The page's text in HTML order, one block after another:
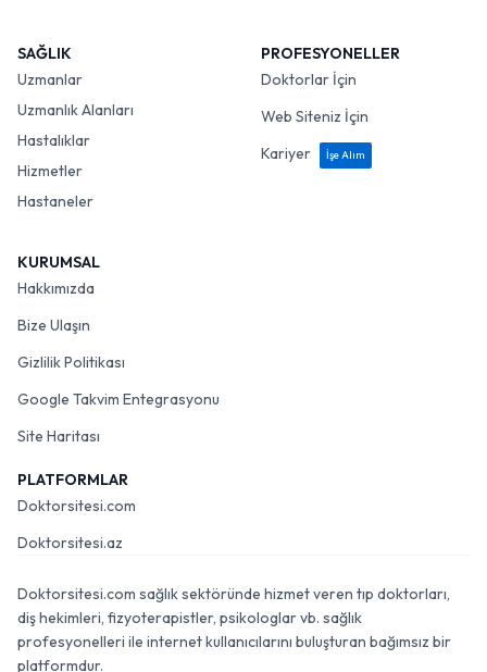
SAĞLIK
Uzmanlar
Uzmanlık Alanları
Hastalıklar
Hizmetler
Hastaneler
PROFESYONELLER
Doktorlar İçin
Web Siteniz İçin
Kariyer
İşe Alım
KURUMSAL
Hakkımızda
Bize Ulaşın
Gizlilik Politikası
Google Takvim Entegrasyonu
Site Haritası
PLATFORMLAR
Doktorsitesi.com
Doktorsitesi.az
Doktorsitesi.com sağlık sektöründe hizmet veren tıp doktorları,
diş hekimleri, fizyoterapistler, psikologlar vb. sağlık
profesyonelleri ile internet kullanıcılarını buluşturan bağımsız bir
platformdur.